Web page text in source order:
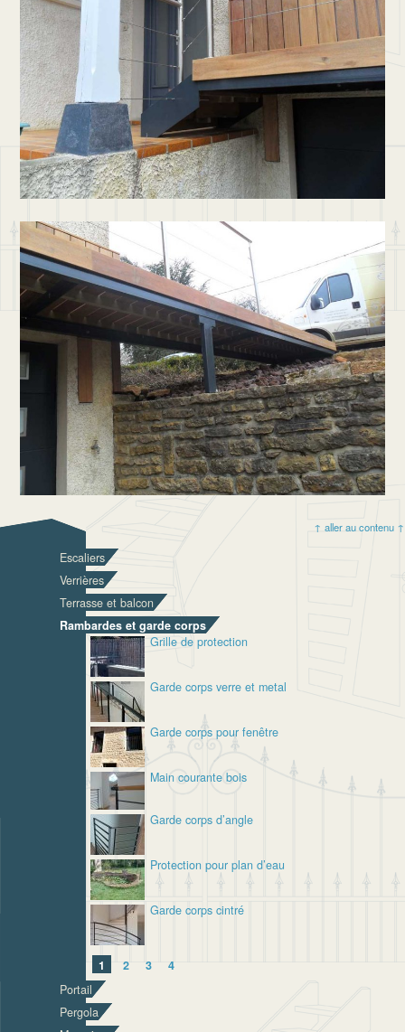
↑ aller au contenu ↑
Escaliers
Verrières
Terrasse et balcon
Rambardes et garde corps
Grille de protection
Garde corps verre et metal
Garde corps pour fenêtre
Main courante bois
Garde corps d’angle
Protection pour plan d’eau
Garde corps cintré
1 2 3
4
Portail
Pergola